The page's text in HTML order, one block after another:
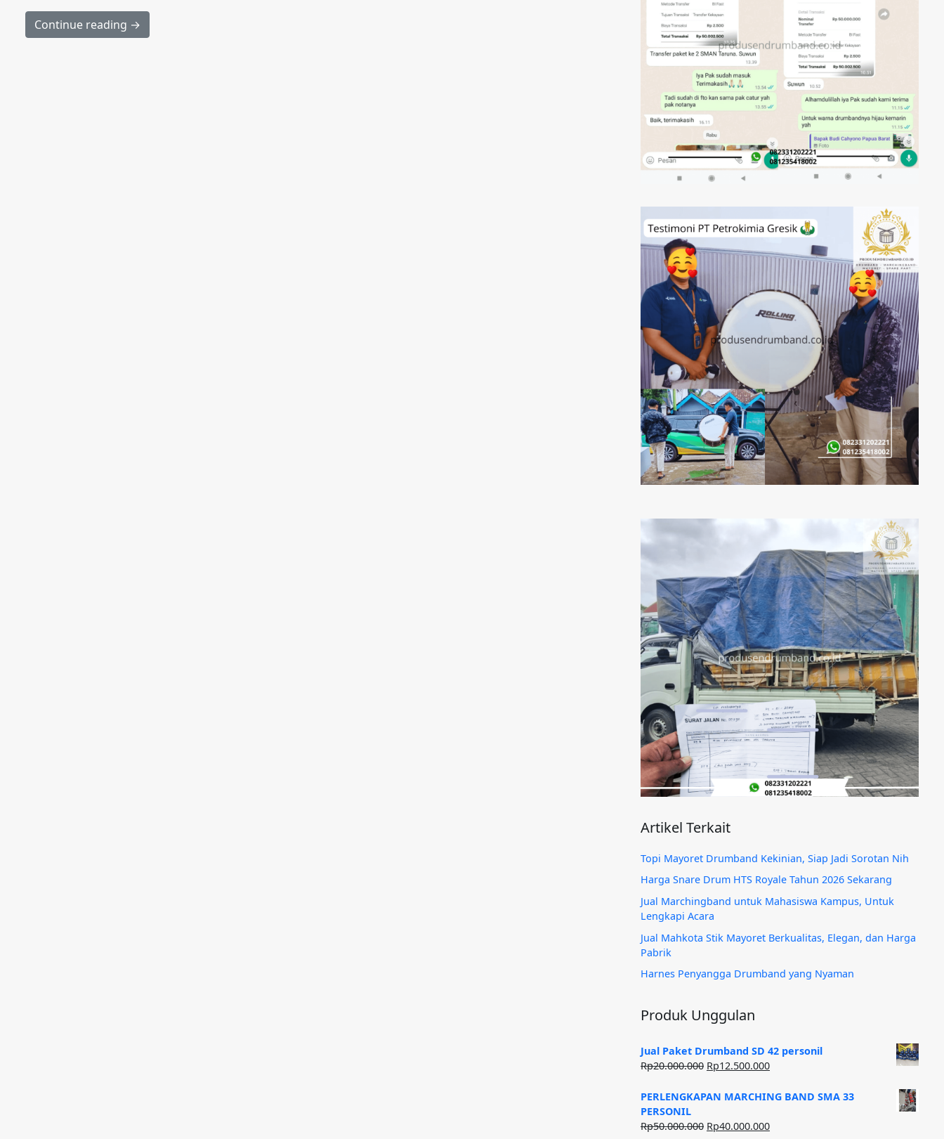
Continue reading →
Artikel Terkait
Topi Mayoret Drumband Kekinian, Siap Jadi Sorotan Nih
Harga Snare Drum HTS Royale Tahun 2026 Sekarang
Jual Marchingband untuk Mahasiswa Kampus, Untuk
Lengkapi Acara
Jual Mahkota Stik Mayoret Berkualitas, Elegan, dan Harga
Pabrik
Harnes Penyangga Drumband yang Nyaman
Produk Unggulan
Jual Paket Drumband SD 42 personil
Rp20.000.000 Harga
adalah:
Rp12.500.000Harga
ini
Rp12.500.000.
PERLENGKAPAN MARCHING BAND SMA 33
PERSONIL
Rp50.000.000 Harga
Rp40.000.000Harga